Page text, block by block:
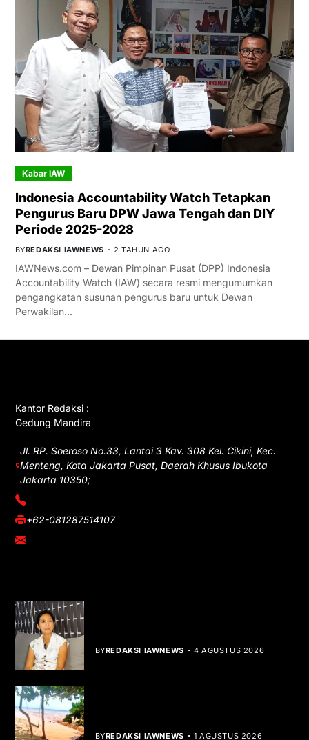
Kabar IAW
Indonesia Accountability Watch Tetapkan
Pengurus Baru DPW Jawa Tengah dan DIY
Periode 2025-2028
BYREDAKSI IAWNEWS 2 TAHUN AGO
IAWNews.com – Dewan Pimpinan Pusat (DPP) Indonesia
Accountability Watch (IAW) secara resmi mengumumkan
pengangkatan susunan pengurus baru untuk Dewan
Perwakilan…
Kantor Redaksi :
Gedung Mandira
Jl. RP. Soeroso No.33, Lantai 3 Kav. 308 Kel. Cikini, Kec.
Menteng, Kota Jakarta Pusat, Daerah Khusus Ibukota
Jakarta 10350;
(021) 3908026
+62-081287514107
adm@iawnews.com
BYREDAKSI IAWNEWS 4 AGUSTUS 2026
BYREDAKSI IAWNEWS 1 AGUSTUS 2026